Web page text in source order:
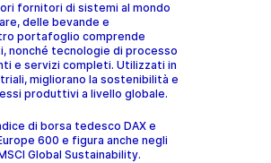
fornitori di sistemi al mondo
delle bevande e
portafoglio comprende
nonché tecnologie di processo
e servizi completi. Utilizzati in
migliorano la sostenibilità e
produttivi a livello globale.
di borsa tedesco DAX e
600 e figura anche negli
Global Sustainability.